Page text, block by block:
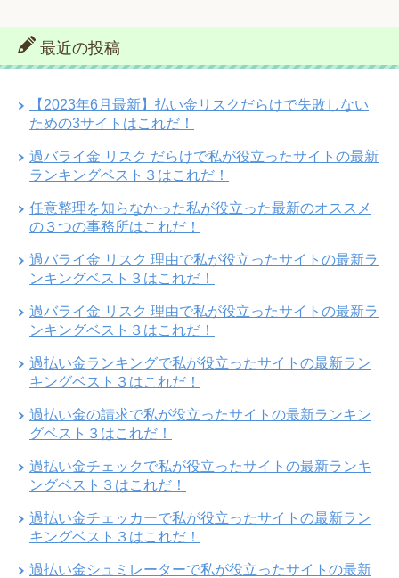
最近の投稿
【2023年6月最新】払い金リスクだらけで失敗しない
ための3サイトはこれだ！
過バライ金 リスク だらけで私が役立ったサイトの最新
ランキングベスト３はこれだ！
任意整理を知らなかった私が役立った最新のオススメ
の３つの事務所はこれだ！
過バライ金 リスク 理由で私が役立ったサイトの最新ラ
ンキングベスト３はこれだ！
過バライ金 リスク 理由で私が役立ったサイトの最新ラ
ンキングベスト３はこれだ！
過払い金ランキングで私が役立ったサイトの最新ラン
キングベスト３はこれだ！
過払い金の請求で私が役立ったサイトの最新ランキン
グベスト３はこれだ！
過払い金チェックで私が役立ったサイトの最新ランキ
ングベスト３はこれだ！
過払い金チェッカーで私が役立ったサイトの最新ラン
キングベスト３はこれだ！
過払い金シュミレーターで私が役立ったサイトの最新